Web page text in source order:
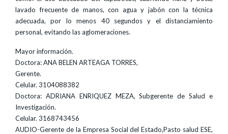
lavado frecuente de manos, con agua y jabón con la técnica
adecuada, por lo menos 40 segundos y el distanciamiento
personal, evitando las aglomeraciones.
Mayor información.
Doctora: ANA BELEN ARTEAGA TORRES,
Gerente.
Celular. 3104088382
Doctora: ADRIANA ENRIQUEZ MEZA, Subgerente de Salud e
Investigación.
Celular. 3168743456
AUDIO-Gerente de la Empresa Social del Estado,Pasto salud ESE,